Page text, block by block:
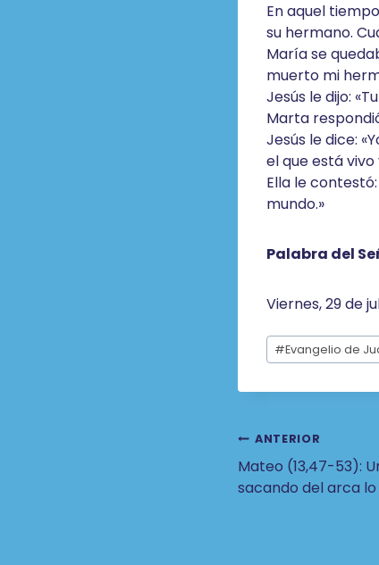
En aquel
su hermano.
María se
muerto mi
Jesús le dijo:
Marta
Jesús le dice:
el que está
Ella le
mundo.»
Palabra del
Viernes, 29 de
Etiquetas
de
#Evangelio de
De
ANTERIOR
Mateo (13,47-53):
sacando del arca